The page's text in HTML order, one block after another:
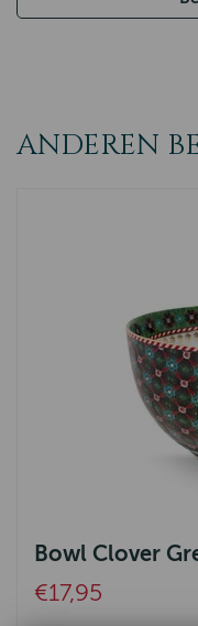
ANDEREN
Bowl Clover
€17,95